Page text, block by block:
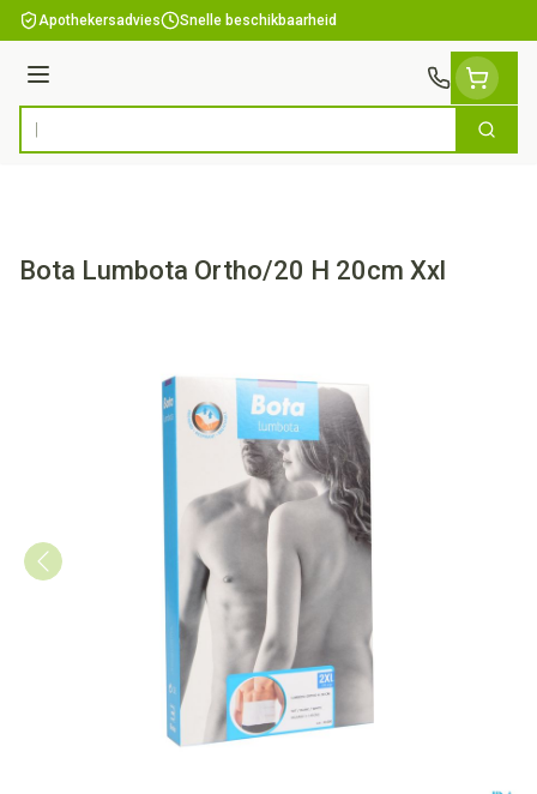
Ga naar de inhoud
Apothekersadvies Snelle beschikbaarheid
Menu
Product, merk, categorie... Zoek
Bota Lumbota Ortho/20 H 20cm Xxl